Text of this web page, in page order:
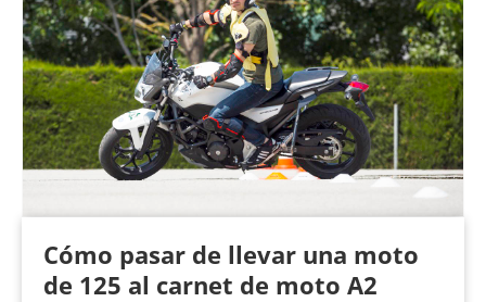
Cómo pasar de llevar una moto
de 125 al carnet de moto A2